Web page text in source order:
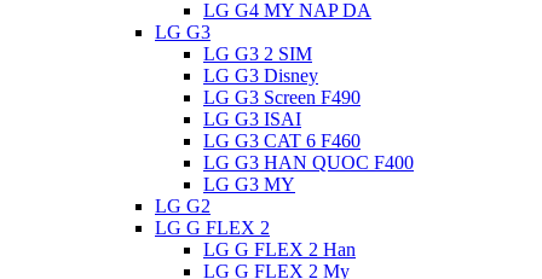
LG G4 MY NAP DA
LG G3
LG G3 2 SIM
LG G3 Disney
LG G3 Screen F490
LG G3 ISAI
LG G3 CAT 6 F460
LG G3 HAN QUOC F400
LG G3 MY
LG G2
LG G FLEX 2
LG G FLEX 2 Han
LG G FLEX 2 My